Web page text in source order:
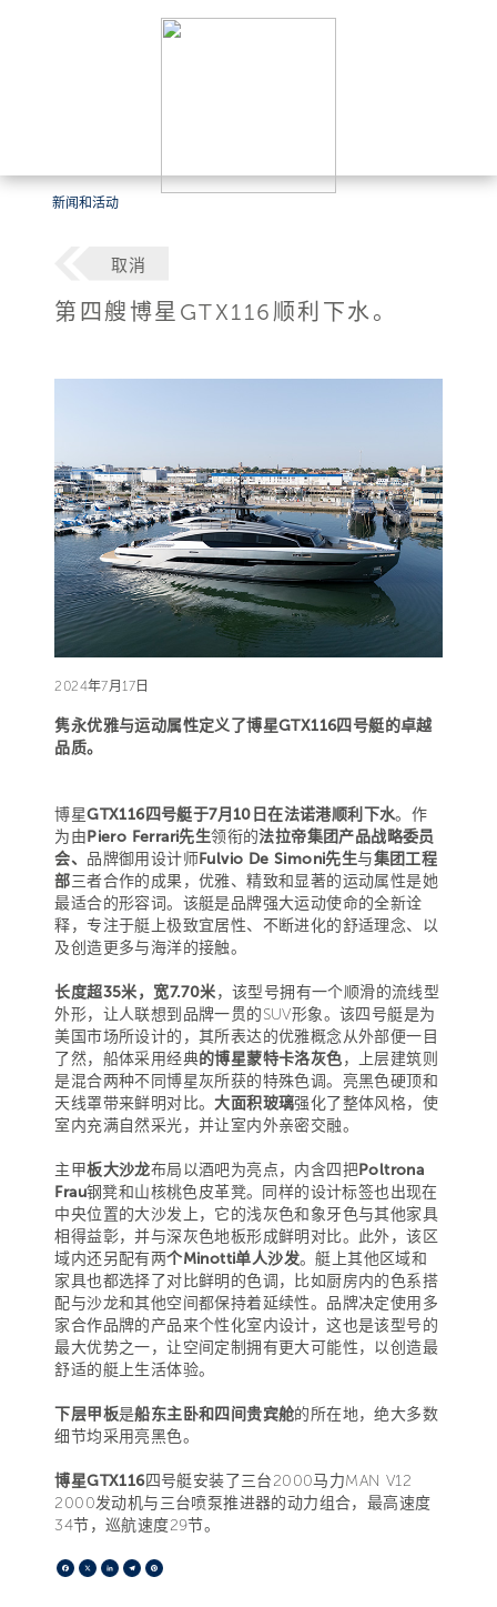
新闻和活动
取消
第四艘博星GTX116顺利下水。
2024年7月17日
隽永优雅与运动属性定义了博星GTX116四号艇的卓越
品质。
博星GTX116四号艇于7月10日在法诺港顺利下水。作
为由Piero Ferrari先生领衔的法拉帝集团产品战略委员
会、 品牌御用设计师Fulvio De Simoni先生与集团工程
部三者合作的成果，优雅、精致和显著的运动属性是她
最适合的形容词。该艇是品牌强大运动使命的全新诠
释，专注于艇上极致宜居性、不断进化的舒适理念、以
及创造更多与海洋的接触。
长度超35米，宽7.70米，该型号拥有一个顺滑的流线型
外形，让人联想到品牌一贯的SUV形象。该四号艇是为
美国市场所设计的，其所表达的优雅概念从外部便一目
了然，船体采用经典的博星蒙特卡洛灰色，上层建筑则
是混合两种不同博星灰所获的特殊色调。亮黑色硬顶和
天线罩带来鲜明对比。大面积玻璃强化了整体风格，使
室内充满自然采光，并让室内外亲密交融。
主甲板大沙龙布局以酒吧为亮点，内含四把Poltrona
Frau钢凳和山核桃色皮革凳。同样的设计标签也出现在
中央位置的大沙发上，它的浅灰色和象牙色与其他家具
相得益彰，并与深灰色地板形成鲜明对比。此外，该区
域内还另配有两个Minotti单人沙发。艇上其他区域和
家具也都选择了对比鲜明的色调，比如厨房内的色系搭
配与沙龙和其他空间都保持着延续性。品牌决定使用多
家合作品牌的产品来个性化室内设计，这也是该型号的
最大优势之一，让空间定制拥有更大可能性，以创造最
舒适的艇上生活体验。
下层甲板是船东主卧和四间贵宾舱的所在地，绝大多数
细节均采用亮黑色。
博星GTX116四号艇安装了三台2000马力MAN V12
2000发动机与三台喷泵推进器的动力组合，最高速度
34节，巡航速度29节。
Facebook
X LinkedIn
Telegram